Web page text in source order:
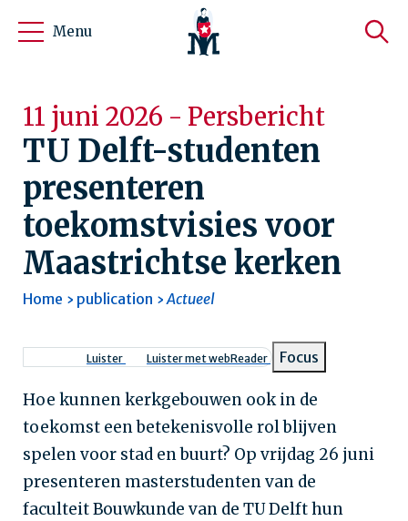
Menu
11 juni 2026 - Persbericht
TU Delft-studenten
presenteren
toekomstvisies voor
Maastrichtse kerken
Kruimelpad
Home publication Actueel
Luister Luister met webReader Focus
Hoe kunnen kerkgebouwen ook in de
toekomst een betekenisvolle rol blijven
spelen voor stad en buurt? Op vrijdag 26 juni
presenteren masterstudenten van de
faculteit Bouwkunde van de TU Delft hun